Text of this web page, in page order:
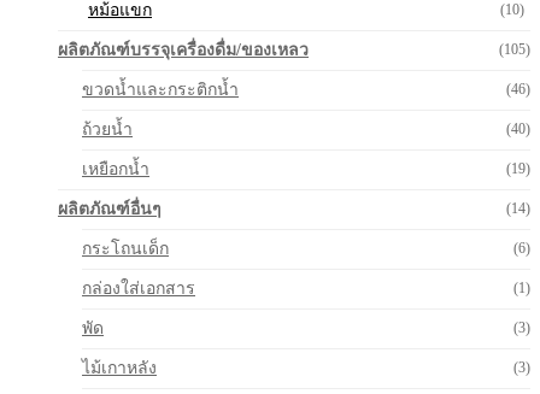
หม้อแขก (10)
ผลิตภัณฑ์บรรจุเครื่องดื่ม/ของเหลว (105)
ขวดน้ำและกระติกน้ำ (46)
ถ้วยน้ำ (40)
เหยือกน้ำ (19)
ผลิตภัณฑ์อื่นๆ (14)
กระโถนเด็ก (6)
กล่องใส่เอกสาร (1)
พัด (3)
ไม้เกาหลัง (3)